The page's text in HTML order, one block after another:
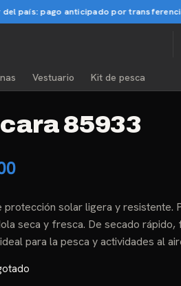
pago anticipado por transferencia
Vestuario Kit de pesca
85933
protección solar ligera y resistente.
seca y fresca. De secado
para la pesca y actividades al